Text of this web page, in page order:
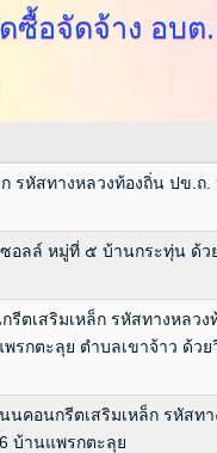
ซื้อจัดจ้าง อบต
รหัสทางหลวงท้องถิ่น ปข.ถ
อลล์ หมู่ที่ ๕ บ้านกระทุ่น ด้ว
รีตเสริมเหล็ก รหัสทางหลวง
รกตะลุย ตำบลเขาจ้าว ด้วย
นคอนกรีตเสริมเหล็ก รหัสทา
บ้านแพรกตะลุย